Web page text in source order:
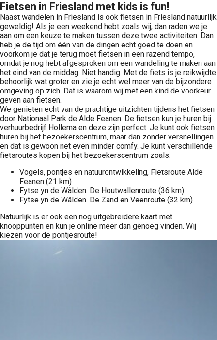
Fietsen in Friesland met kids is fun!
Naast wandelen in Friesland is ook fietsen in Friesland natuurlijk
geweldig! Als je een weekend hebt zoals wij, dan raden we je
aan om een keuze te maken tussen deze twee activiteiten. Dan
heb je de tijd om één van de dingen echt goed te doen en
voorkom je dat je terug moet fietsen in een razend tempo,
omdat je nog hebt afgesproken om een wandeling te maken aan
het eind van de middag. Niet handig. Met de fiets is je reikwijdte
behoorlijk wat groter en zie je echt wel meer van de bijzondere
omgeving op zich. Dat is waarom wij met een kind de voorkeur
geven aan fietsen.
We genieten echt van de prachtige uitzichten tijdens het fietsen
door Nationaal Park de Alde Feanen. De fietsen kun je huren bij
verhuurbedrijf Hollema en deze zijn perfect. Je kunt ook fietsen
huren bij het bezoekerscentrum, maar dan zonder versnellingen
en dat is gewoon net even minder comfy. Je kunt verschillende
fietsroutes kopen bij het bezoekerscentrum zoals:
Vogels, pontjes en natuurontwikkeling, Fietsroute Alde
Feanen (21 km)
Fytse yn de Wâlden. De Houtwallenroute (36 km)
Fytse yn de Wâlden. De Zand en Veenroute (32 km)
Natuurlijk is er ook een nog uitgebreidere kaart met
knooppunten en kun je online meer dan genoeg vinden. Wij
kiezen voor de pontjesroute!